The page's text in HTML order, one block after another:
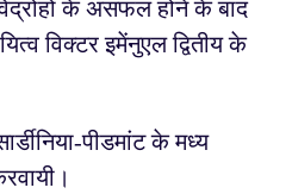
के असफल होने के बाद
विक्टर इमेंनुएल द्वितीय के
पीडमांट के मध्य